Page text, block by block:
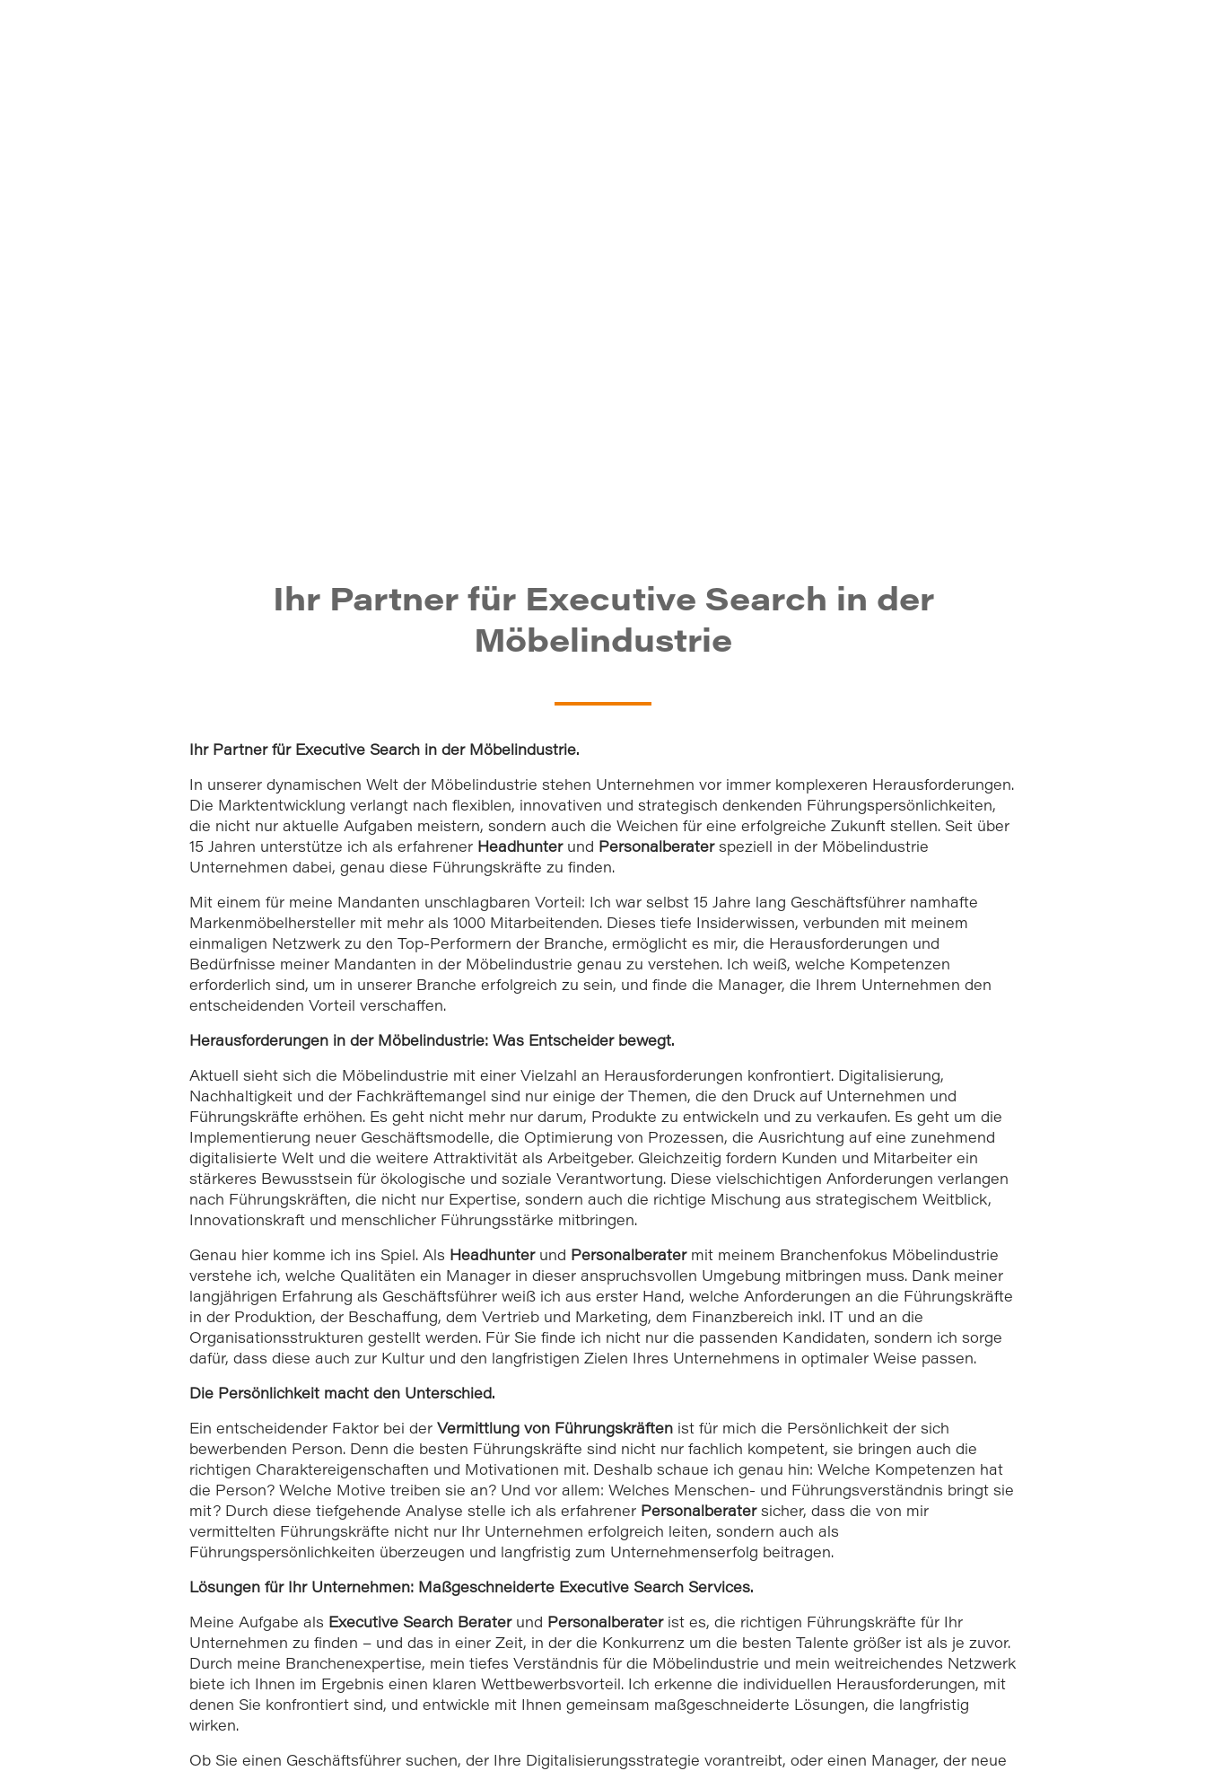
Ihr Partner für Executive Search in der
Möbelindustrie
Ihr Partner für Executive Search in der Möbelindustrie.
In unserer dynamischen Welt der Möbelindustrie stehen Unternehmen vor immer komplexeren Herausforderungen.
Die Marktentwicklung verlangt nach flexiblen, innovativen und strategisch denkenden Führungspersönlichkeiten,
die nicht nur aktuelle Aufgaben meistern, sondern auch die Weichen für eine erfolgreiche Zukunft stellen. Seit über
15 Jahren unterstütze ich als erfahrener Headhunterund Personalberaterspeziell in der Möbelindustrie
Unternehmen dabei, genau diese Führungskräfte zu finden.
Mit einem für meine Mandanten unschlagbaren Vorteil: Ich war selbst 15 Jahre lang Geschäftsführer namhafte
Markenmöbelhersteller mit mehr als 1000 Mitarbeitenden. Dieses tiefe Insiderwissen, verbunden mit meinem
einmaligen Netzwerk zu den Top-Performern der Branche, ermöglicht es mir, die Herausforderungen und
Bedürfnisse meiner Mandanten in der Möbelindustrie genau zu verstehen. Ich weiß, welche Kompetenzen
erforderlich sind, um in unserer Branche erfolgreich zu sein, und finde die Manager, die Ihrem Unternehmen den
entscheidenden Vorteil verschaffen.
Herausforderungen in der Möbelindustrie: Was Entscheider bewegt.
Aktuell sieht sich die Möbelindustrie mit einer Vielzahl an Herausforderungen konfrontiert. Digitalisierung,
Nachhaltigkeit und der Fachkräftemangel sind nur einige der Themen, die den Druck auf Unternehmen und
Führungskräfte erhöhen. Es geht nicht mehr nur darum, Produkte zu entwickeln und zu verkaufen. Es geht um die
Implementierung neuer Geschäftsmodelle, die Optimierung von Prozessen, die Ausrichtung auf eine zunehmend
digitalisierte Welt und die weitere Attraktivität als Arbeitgeber. Gleichzeitig fordern Kunden und Mitarbeiter ein
stärkeres Bewusstsein für ökologische und soziale Verantwortung. Diese vielschichtigen Anforderungen verlangen
nach Führungskräften, die nicht nur Expertise, sondern auch die richtige Mischung aus strategischem Weitblick,
Innovationskraft und menschlicher Führungsstärke mitbringen.
Genau hier komme ich ins Spiel. Als Headhunterund Personalberatermit meinem Branchenfokus Möbelindustrie
verstehe ich, welche Qualitäten ein Manager in dieser anspruchsvollen Umgebung mitbringen muss. Dank meiner
langjährigen Erfahrung als Geschäftsführer weiß ich aus erster Hand, welche Anforderungen an die Führungskräfte
in der Produktion, der Beschaffung, dem Vertrieb und Marketing, dem Finanzbereich inkl. IT und an die
Organisationsstrukturen gestellt werden. Für Sie finde ich nicht nur die passenden Kandidaten, sondern ich sorge
dafür, dass diese auch zur Kultur und den langfristigen Zielen Ihres Unternehmens in optimaler Weise passen.
Die Persönlichkeit macht den Unterschied.
Ein entscheidender Faktor bei der Vermittlung von Führungskräften ist für mich die Persönlichkeit der sich
bewerbenden Person. Denn die besten Führungskräfte sind nicht nur fachlich kompetent, sie bringen auch die
richtigen Charaktereigenschaften und Motivationen mit. Deshalb schaue ich genau hin: Welche Kompetenzen hat
die Person? Welche Motive treiben sie an? Und vor allem: Welches Menschen- und Führungsverständnis bringt sie
mit? Durch diese tiefgehende Analyse stelle ich als erfahrener Personalberatersicher, dass die von mir
vermittelten Führungskräfte nicht nur Ihr Unternehmen erfolgreich leiten, sondern auch als
Führungspersönlichkeiten überzeugen und langfristig zum Unternehmenserfolg beitragen.
Lösungen für Ihr Unternehmen: Maßgeschneiderte Executive Search Services.
Meine Aufgabe als Executive Search Beraterund Personalberaterist es, die richtigen Führungskräfte für Ihr
Unternehmen zu finden – und das in einer Zeit, in der die Konkurrenz um die besten Talente größer ist als je zuvor.
Durch meine Branchenexpertise, mein tiefes Verständnis für die Möbelindustrie und mein weitreichendes Netzwerk
biete ich Ihnen im Ergebnis einen klaren Wettbewerbsvorteil. Ich erkenne die individuellen Herausforderungen, mit
denen Sie konfrontiert sind, und entwickle mit Ihnen gemeinsam maßgeschneiderte Lösungen, die langfristig
wirken.
Ob Sie einen Geschäftsführer suchen, der Ihre Digitalisierungsstrategie vorantreibt, oder einen Manager, der neue